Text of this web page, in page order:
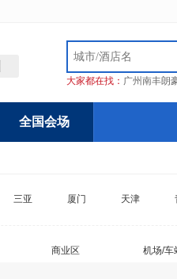
大家都在找： 广州南丰朗
全国会场
三亚 厦门 天津
商业区 机场/车